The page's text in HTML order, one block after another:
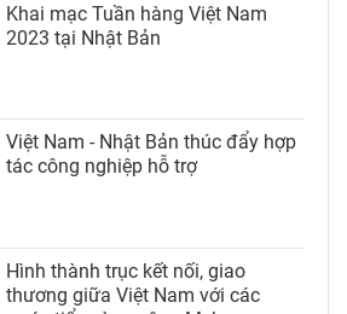
Khai mạc Tuần hàng Việt Nam
2023 tại Nhật Bản
Việt Nam - Nhật Bản thúc đẩy hợp
tác công nghiệp hỗ trợ
Hình thành trục kết nối, giao
thương giữa Việt Nam với các